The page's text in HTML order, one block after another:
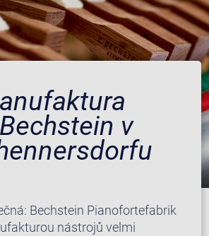
v
Bechstein Pianofortefabrik
nástrojů velmi